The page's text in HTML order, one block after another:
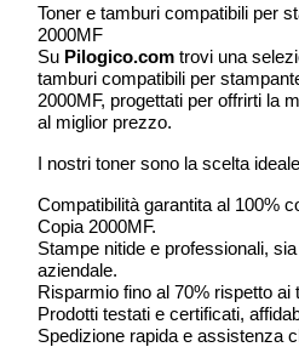
Toner e tamburi compatibili per
2000MF
Su Pilogico.com trovi una
tamburi compatibili per
2000MF, progettati per offrirti la
al miglior prezzo.
I nostri toner sono la scelta
Compatibilità garantita al 100%
Copia 2000MF.
Stampe nitide e professionali,
aziendale.
Risparmio fino al 70% rispetto ai
Prodotti testati e certificati,
Spedizione rapida e assistenza